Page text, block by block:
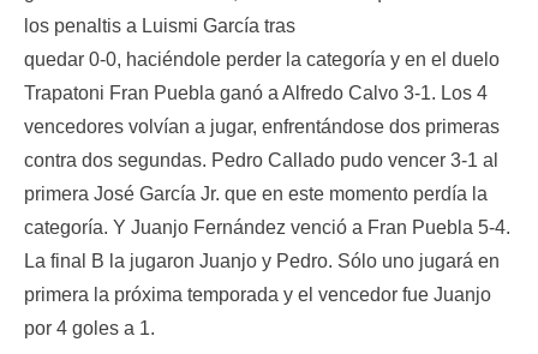
los penaltis a Luismi García tras
quedar 0-0, haciéndole perder la categoría y en el duelo
Trapatoni Fran Puebla ganó a Alfredo Calvo 3-1. Los 4
vencedores volvían a jugar, enfrentándose dos primeras
contra dos segundas. Pedro Callado pudo vencer 3-1 al
primera José García Jr. que en este momento perdía la
categoría. Y Juanjo Fernández venció a Fran Puebla 5-4.
La final B la jugaron Juanjo y Pedro. Sólo uno jugará en
primera la próxima temporada y el vencedor fue Juanjo
por 4 goles a 1.